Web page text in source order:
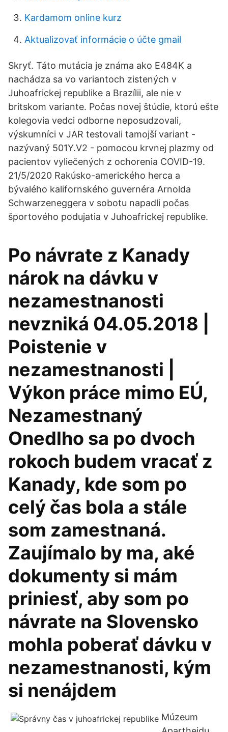
Kardamom online kurz
Aktualizovať informácie o účte gmail
Skryť. Táto mutácia je známa ako E484K a
nachádza sa vo variantoch zistených v
Juhoafrickej republike a Brazílii, ale nie v
britskom variante. Počas novej štúdie, ktorú ešte
kolegovia vedci odborne neposudzovali,
výskumníci v JAR testovali tamojší variant -
nazývaný 501Y.V2 - pomocou krvnej plazmy od
pacientov vyliečených z ochorenia COVID-19.
21/5/2020 Rakúsko-amerického herca a
bývalého kalifornského guvernéra Arnolda
Schwarzeneggera v sobotu napadli počas
športového podujatia v Juhoafrickej republike.
Po návrate z Kanady
nárok na dávku v
nezamestnanosti
nevzniká 04.05.2018 |
Poistenie v
nezamestnanosti |
Výkon práce mimo EÚ,
Nezamestnaný
Onedlho sa po dvoch
rokoch budem vracať z
Kanady, kde som po
celý čas bola a stále
som zamestnaná.
Zaujímalo by ma, aké
dokumenty si mám
priniesť, aby som po
návrate na Slovensko
mohla poberať dávku v
nezamestnanosti, kým
si nenájdem
Múzeum